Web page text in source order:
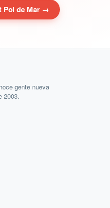
Pol de Mar →
gente nueva
2003.